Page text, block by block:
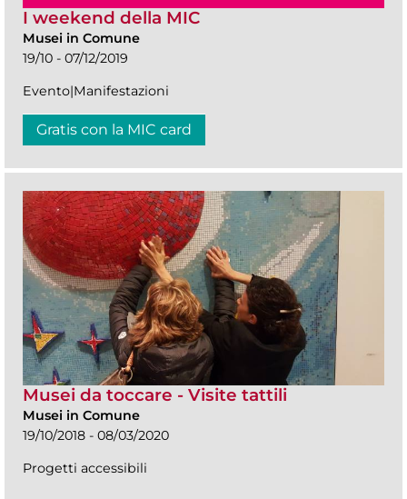
I weekend della MIC
Musei in Comune
19/10 - 07/12/2019
Evento|Manifestazioni
Gratis con la MIC card
Musei da toccare - Visite tattili
Musei in Comune
19/10/2018 - 08/03/2020
Progetti accessibili